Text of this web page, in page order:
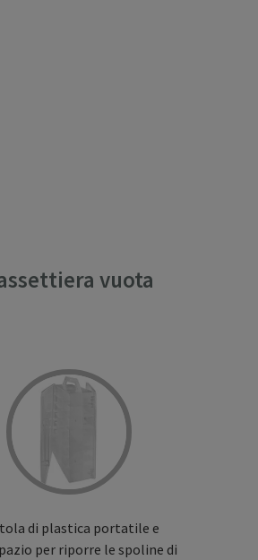
vuota
di plastica portatile e
per riporre le spoline di